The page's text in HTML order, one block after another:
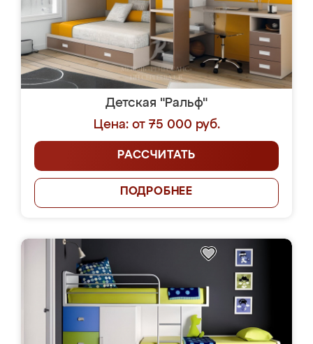
Детская "Ральф"
Цена: от 75 000 руб.
РАССЧИТАТЬ
ПОДРОБНЕЕ